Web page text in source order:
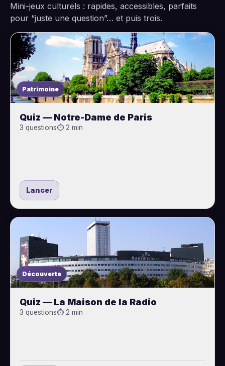
Mini-jeux culturels : rapides, accessibles, parfaits
pour “juste une question”… et puis trois.
Patrimoine
Quiz — Notre-Dame de Paris
3 questions⏱ 2 min
Lancer
Découverte
Quiz — La Maison de la Radio
3 questions⏱ 2 min